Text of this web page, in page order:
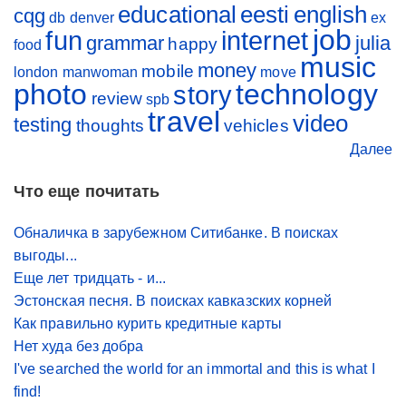
cqg db denver educational eesti english ex
food fun grammar happy internet job julia
london manwoman mobile money move music
photo review spb storytechnology
testing thoughts travel vehicles video
Далее
Что еще почитать
Обналичка в зарубежном Ситибанке. В поисках
выгоды...
Еще лет тридцать - и...
Эстонская песня. В поисках кавказских корней
Как правильно курить кредитные карты
Нет худа без добра
I've searched the world for an immortal and this is what I
find!